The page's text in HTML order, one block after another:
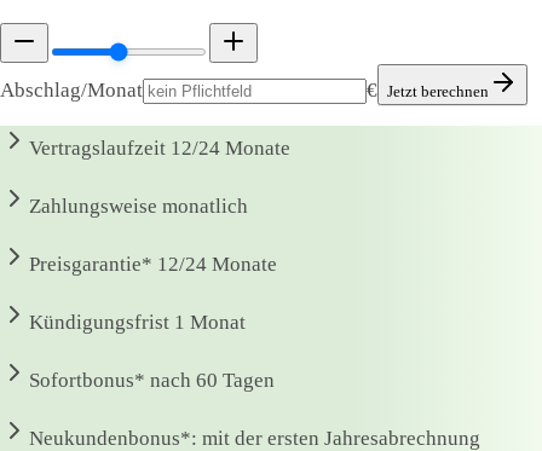
Abschlag/Monat € Jetzt berechnen
Vertragslaufzeit 12/24 Monate
Zahlungsweise monatlich
Preisgarantie* 12/24 Monate
Kündigungsfrist 1 Monat
Sofortbonus* nach 60 Tagen
Neukundenbonus*: mit der ersten Jahresabrechnung